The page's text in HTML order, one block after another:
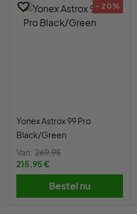
- 20%
Yonex Astrox 99 Pro
Black/Green
Van: 269,95
215,95 €
Bestel nu